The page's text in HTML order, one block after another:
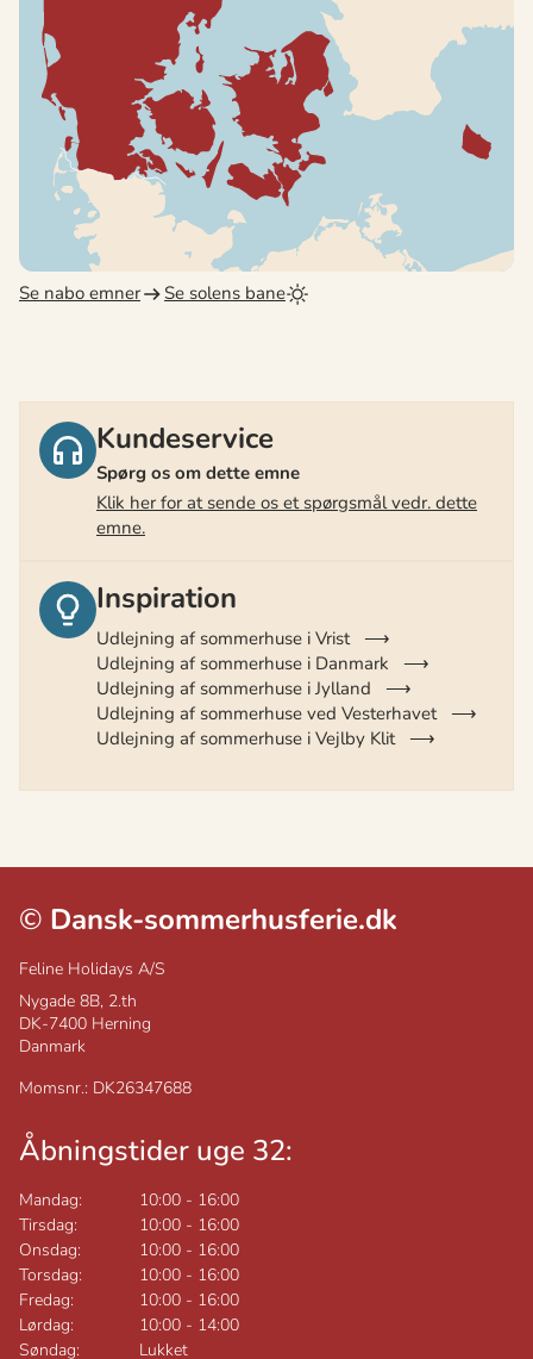
Se nabo emner Se solens bane
Kundeservice
Spørg os om dette emne
Klik her for at sende os et spørgsmål vedr. dette
emne.
Inspiration
Udlejning af sommerhuse i Vrist
Udlejning af sommerhuse i Danmark
Udlejning af sommerhuse i Jylland
Udlejning af sommerhuse ved Vesterhavet
Udlejning af sommerhuse i Vejlby Klit
© Dansk-sommerhusferie.dk
Feline Holidays A/S
Nygade 8B, 2.th
DK-7400 Herning
Danmark
Momsnr.: DK26347688
Åbningstider uge 32:
Mandag: 10:00 - 16:00
Tirsdag:
10:00 - 16:00
Onsdag:
10:00 - 16:00
Torsdag:
10:00 - 16:00
Fredag:
10:00 - 16:00
Lørdag:
10:00 - 14:00
Søndag:
Lukket